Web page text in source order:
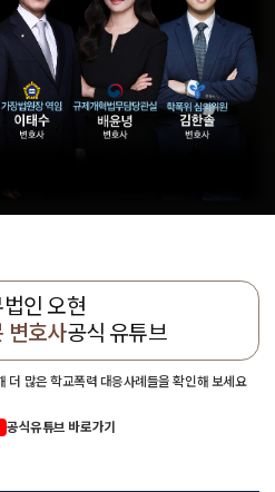
법인 오현
변호사공식 유튜브
더 많은 학교폭력 대응사례들을 확인해 보세요
공식유튜브 바로가기